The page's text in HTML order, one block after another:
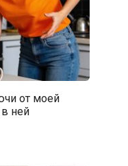
от моей
ней